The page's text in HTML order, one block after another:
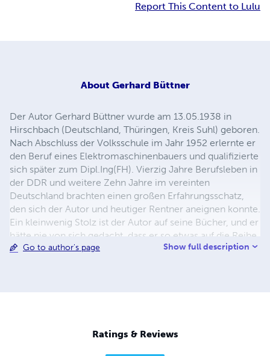
Report This Content to Lulu
About Gerhard Büttner
Der Autor Gerhard Büttner wurde am 13.05.1938 in
Hirschbach (Deutschland, Thüringen, Kreis Suhl) geboren.
Nach Abschluss der Volksschule im Jahr 1952 erlernte er
den Beruf eines Elektromaschinenbauers und qualifizierte
sich später zum Dipl.Ing(FH). Vierzig Jahre Berufsleben in
der DDR und weitere Zehn Jahre im vereinten
Deutschland brachten einen großen Erfahrungsschatz,
den sich der Autor und heutiger Rentner aneignen konnte.
Ein kleinwenig Stolz ist der Autor auf seine Bücher, und er
hätte nie von sich gedacht, dass er so etwas auf die Reihe
bringen könnte!
Go to author's page Show full description
Ratings & Reviews